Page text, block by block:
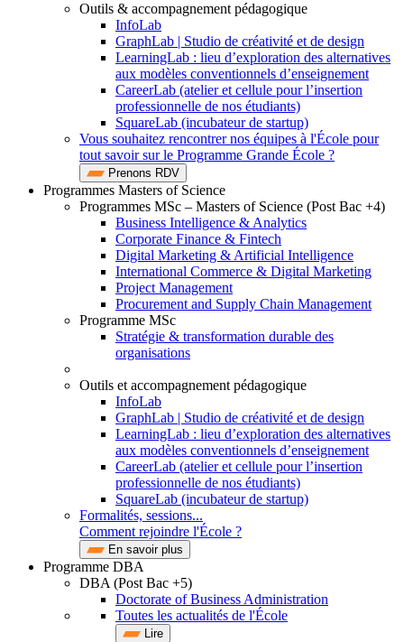
Outils & accompagnement pédagogique
InfoLab
GraphLab | Studio de créativité et de design
LearningLab : lieu d’exploration des alternatives
aux modèles conventionnels d’enseignement
CareerLab (atelier et cellule pour l’insertion
professionnelle de nos étudiants)
SquareLab (incubateur de startup)
Vous souhaitez rencontrer nos équipes à l'École pour
tout savoir sur le Programme Grande École ?
Prenons RDV
Programmes Masters of Science
Programmes MSc – Masters of Science (Post Bac +4)
Business Intelligence & Analytics
Corporate Finance & Fintech
Digital Marketing & Artificial Intelligence
International Commerce & Digital Marketing
Project Management
Procurement and Supply Chain Management
Programme MSc
Stratégie & transformation durable des
organisations
Outils et accompagnement pédagogique
InfoLab
GraphLab | Studio de créativité et de design
LearningLab : lieu d’exploration des alternatives
aux modèles conventionnels d’enseignement
CareerLab (atelier et cellule pour l’insertion
professionnelle de nos étudiants)
SquareLab (incubateur de startup)
Formalités, sessions...
Comment rejoindre l'École ?
En savoir plus
Programme DBA
DBA (Post Bac +5)
Doctorate of Business Administration
Toutes les actualités de l'École
Lire